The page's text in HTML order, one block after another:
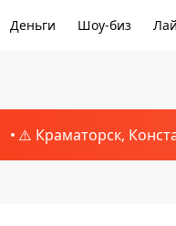
Деньги Шоу-биз
⚠️ Краматорск,